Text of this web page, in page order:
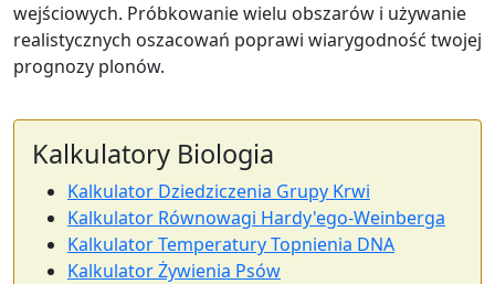
wejściowych. Próbkowanie wielu obszarów i używanie
realistycznych oszacowań poprawi wiarygodność twojej
prognozy plonów.
Kalkulatory Biologia
Kalkulator Dziedziczenia Grupy Krwi
Kalkulator Równowagi Hardy'ego-Weinberga
Kalkulator Temperatury Topnienia DNA
Kalkulator Żywienia Psów